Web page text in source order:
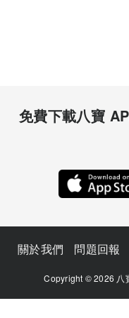
免費下載八寶
關於我們 問題回報
Copyright © 2026 八